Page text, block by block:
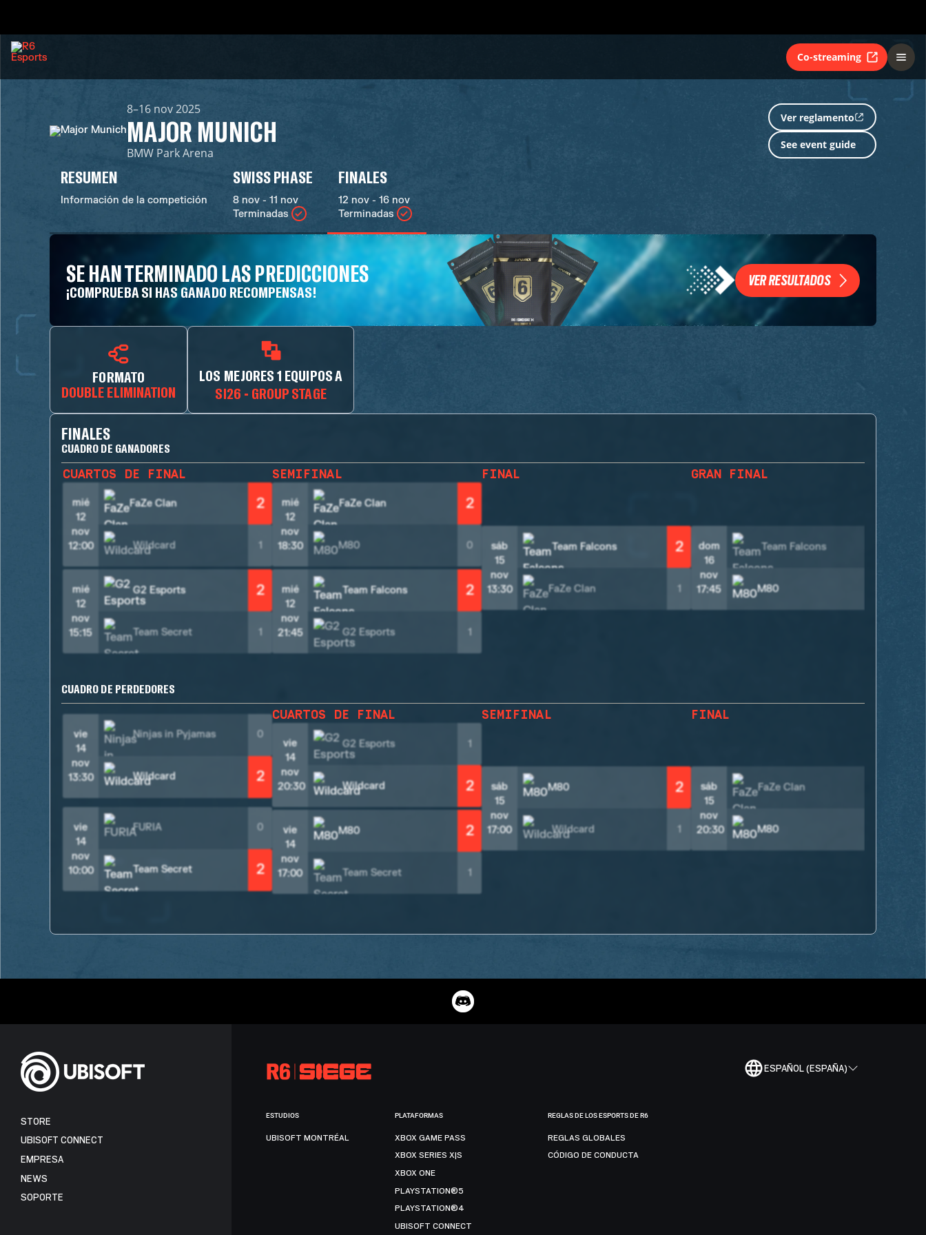
Co-streaming
8–16 nov 2025
MAJOR MUNICH
BMW Park Arena
Ver reglamento
See event guide
RESUMEN
Información de la competición
SWISS PHASE
8 nov - 11 nov
Terminadas
FINALES
12 nov - 16 nov
Terminadas
SE HAN TERMINADO LAS PREDICCIONES
¡COMPRUEBA SI HAS GANADO RECOMPENSAS!
VER RESULTADOS
FORMATO
DOUBLE ELIMINATION
LOS MEJORES 1 EQUIPOS A
SI26 - GROUP STAGE
FINALES
CUADRO DE GANADORES
CUARTOS DE FINAL
mié
12
nov
12:00
FaZe Clan 2
Wildcard 1
mié
12
nov
15:15
G2 Esports 2
Team Secret 1
SEMIFINAL
mié
12
nov
18:30
FaZe Clan 2
M80 0
mié
12
nov
21:45
Team Falcons 2
G2 Esports 1
FINAL
sáb
15
nov
13:30
Team Falcons 2
FaZe Clan 1
GRAN FINAL
dom
16
nov
17:45
Team Falcons
M80
CUADRO DE PERDEDORES
vie
14
nov
13:30
Ninjas in Pyjamas 0
Wildcard 2
vie
14
nov
10:00
FURIA 0
Team Secret 2
CUARTOS DE FINAL
vie
14
nov
20:30
G2 Esports 1
Wildcard 2
vie
14
nov
17:00
M80 2
Team Secret 1
SEMIFINAL
sáb
15
nov
17:00
M80 2
Wildcard 1
FINAL
sáb
15
nov
20:30
FaZe Clan
M80
ESPAÑOL (ESPAÑA)
STORE
UBISOFT CONNECT
EMPRESA
NEWS
SOPORTE
ESTUDIOS
UBISOFT MONTRÉAL
PLATAFORMAS
XBOX GAME PASS
XBOX SERIES X|S
XBOX ONE
PLAYSTATION®5
PLAYSTATION®4
UBISOFT CONNECT
REGLAS DE LOS ESPORTS DE R6
REGLAS GLOBALES
CÓDIGO DE CONDUCTA